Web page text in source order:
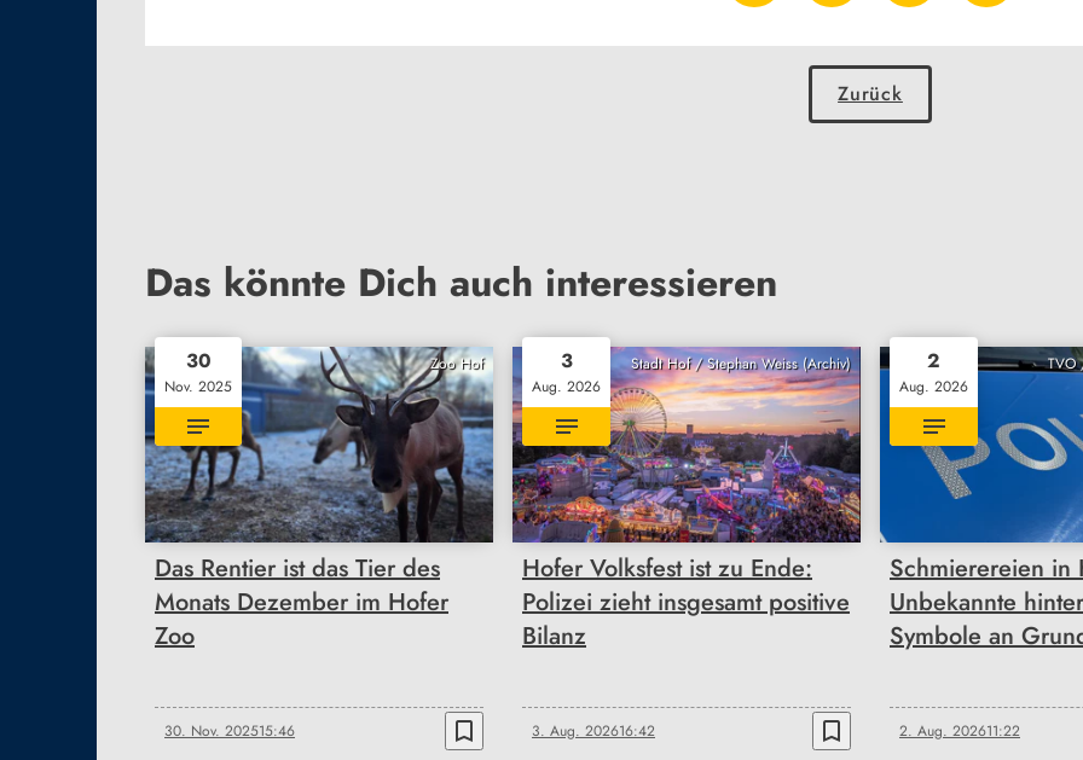
Zurück
Das könnte Dich auch interessieren
Zoo Hof
30
Nov. 2025
Das Rentier ist das Tier des
Monats Dezember im Hofer
Zoo
30. Nov. 202515:46 bookmark_border
Stadt Hof / Stephan Weiss (Archiv)
3
Aug. 2026
Hofer Volksfest ist zu Ende:
Polizei zieht insgesamt positive
Bilanz
3. Aug. 202616:42 bookmark_border
TVO
2
Aug. 2026
Schmierereien in
Unbekannte
Symbole an
2. Aug. 202611:22